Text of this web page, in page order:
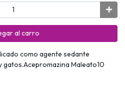
al carro
como agente sedante
Maleato10